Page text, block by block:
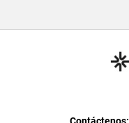
Contáctenos: